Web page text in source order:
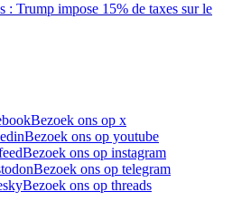
: Trump impose 15% de taxes sur le
Bezoek ons op x
Bezoek ons op youtube
Bezoek ons op instagram
Bezoek ons op telegram
Bezoek ons op threads